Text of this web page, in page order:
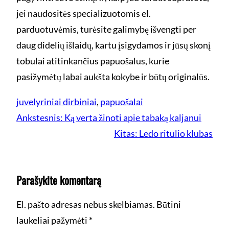
jei naudositės specializuotomis el.
parduotuvėmis, turėsite galimybę išvengti per
daug didelių išlaidų, kartu įsigydamos ir jūsų skonį
tobulai atitinkančius papuošalus, kurie
pasižymėtų labai aukšta kokybe ir būtų originalūs.
juvelyriniai dirbiniai, papuošalai
Ankstesnis: Ką verta žinoti apie tabaką kaljanui
Kitas: Ledo ritulio klubas
Parašykite komentarą
El. pašto adresas nebus skelbiamas. Būtini
laukeliai pažymėti *